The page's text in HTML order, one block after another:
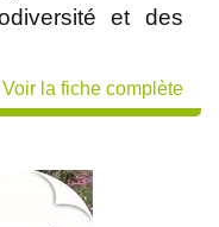
et des
Voir la fiche complète